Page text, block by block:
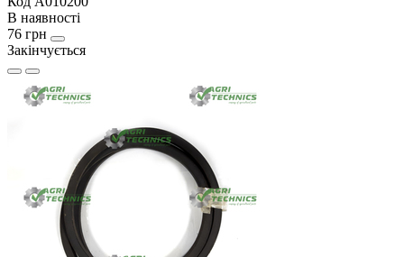
В наявності
76 грн
Закінчується